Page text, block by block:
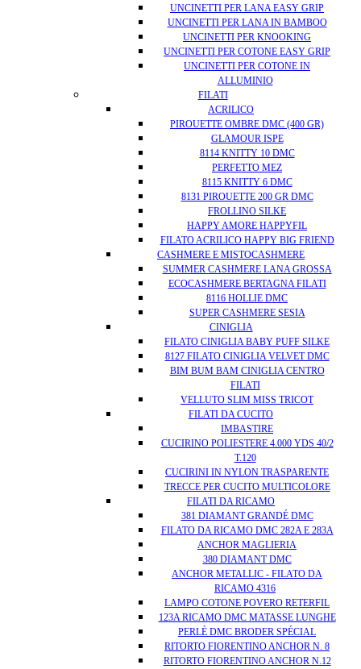
UNCINETTI PER LANA EASY GRIP
UNCINETTI PER LANA IN BAMBOO
UNCINETTI PER KNOOKING
UNCINETTI PER COTONE EASY GRIP
UNCINETTI PER COTONE IN
ALLUMINIO
FILATI
ACRILICO
PIROUETTE OMBRE DMC (400 GR)
GLAMOUR ISPE
8114 KNITTY 10 DMC
PERFETTO MEZ
8115 KNITTY 6 DMC
8131 PIROUETTE 200 GR DMC
FROLLINO SILKE
HAPPY AMORE HAPPYFIL
FILATO ACRILICO HAPPY BIG FRIEND
CASHMERE E MISTOCASHMERE
SUMMER CASHMERE LANA GROSSA
ECOCASHMERE BERTAGNA FILATI
8116 HOLLIE DMC
SUPER CASHMERE SESIA
CINIGLIA
FILATO CINIGLIA BABY PUFF SILKE
8127 FILATO CINIGLIA VELVET DMC
BIM BUM BAM CINIGLIA CENTRO
FILATI
VELLUTO SLIM MISS TRICOT
FILATI DA CUCITO
IMBASTIRE
CUCIRINO POLIESTERE 4.000 YDS 40/2
T.120
CUCIRINI IN NYLON TRASPARENTE
TRECCE PER CUCITO MULTICOLORE
FILATI DA RICAMO
381 DIAMANT GRANDÉ DMC
FILATO DA RICAMO DMC 282A E 283A
ANCHOR MAGLIERIA
380 DIAMANT DMC
ANCHOR METALLIC - FILATO DA
RICAMO 4316
LAMPO COTONE POVERO RETERFIL
123A RICAMO DMC MATASSE LUNGHE
PERLÈ DMC BRODER SPÉCIAL
RITORTO FIORENTINO ANCHOR N. 8
RITORTO FIORENTINO ANCHOR N.12